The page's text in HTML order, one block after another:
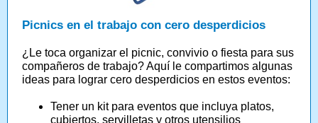
Picnics en el trabajo con cero desperdicios
¿Le toca organizar el picnic, convivio o fiesta para sus
compañeros de trabajo? Aquí le compartimos algunas
ideas para lograr cero desperdicios en estos eventos:
Tener un kit para eventos que incluya platos,
cubiertos, servilletas y otros utensilios